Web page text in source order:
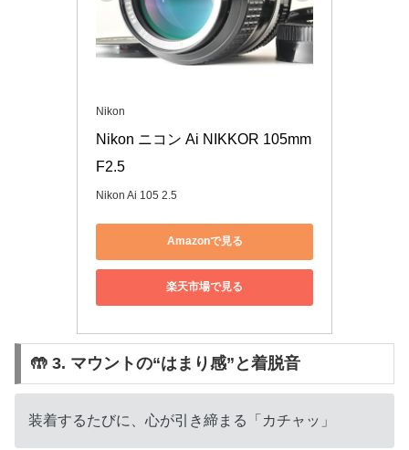
Nikon
Nikon ニコン Ai NIKKOR 105mm
F2.5
Nikon Ai 105 2.5
Amazonで見る
楽天市場で見る
🤲 3. マウントの“はまり感”と着脱音
装着するたびに、心が引き締まる「カチャッ」